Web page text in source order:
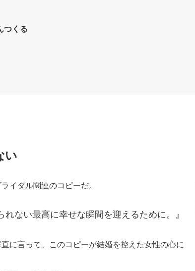
つくる
い
イダル関連のコピーだ。
ない最高に幸せな瞬間を迎えるために。』
に言って、このコピーが結婚を控えた女性の心に